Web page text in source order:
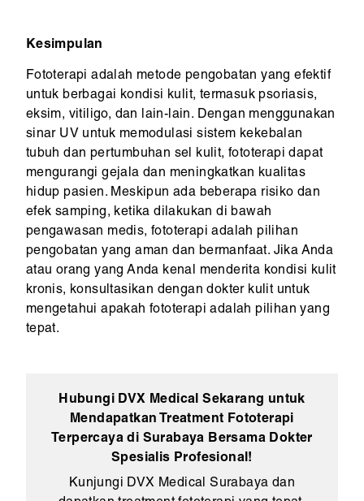
Kesimpulan
Fototerapi adalah metode pengobatan yang efektif
untuk berbagai kondisi kulit, termasuk psoriasis,
eksim, vitiligo, dan lain-lain. Dengan menggunakan
sinar UV untuk memodulasi sistem kekebalan
tubuh dan pertumbuhan sel kulit, fototerapi dapat
mengurangi gejala dan meningkatkan kualitas
hidup pasien. Meskipun ada beberapa risiko dan
efek samping, ketika dilakukan di bawah
pengawasan medis, fototerapi adalah pilihan
pengobatan yang aman dan bermanfaat. Jika Anda
atau orang yang Anda kenal menderita kondisi kulit
kronis, konsultasikan dengan dokter kulit untuk
mengetahui apakah fototerapi adalah pilihan yang
tepat.
Hubungi DVX Medical Sekarang untuk
Mendapatkan Treatment Fototerapi
Terpercaya di Surabaya Bersama Dokter
Spesialis Profesional!
Kunjungi DVX Medical Surabaya dan